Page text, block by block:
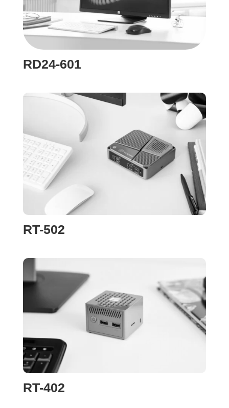
RD24-601
RT-502
RT-402